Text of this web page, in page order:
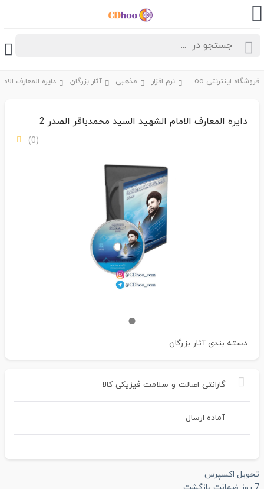
فروشگاه اینترنتی CDhoo نرم افزار مذهبی آثار بزرگان
دایره المعارف الامام الشهید السید محمدباقر الصدر 2
(0)
دسته بندی آثار بزرگان
گارانتی اصالت و سلامت فیزیکی کالا
آماده ارسال
تحویل اکسپرس